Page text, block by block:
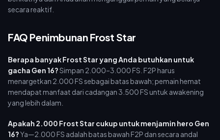
secara reaktif.
FAQ Penimbunan Frost Star
Berapa banyak Frost Star yang Anda butuhkan untuk
gacha Gen 16?Simpan 2.000–3.000 FS. F2P harus
menargetkan 2.000 FS sebagai batas bawah; pemain hemat
mendapat manfaat dari cadangan 3.500 FS untuk awakening
yang lebih dalam.
Apakah 2.000 Frost Star cukup untuk menjamin hero Gen
16?Ya—2.000 FS adalah batas bawah F2P dan secara andal